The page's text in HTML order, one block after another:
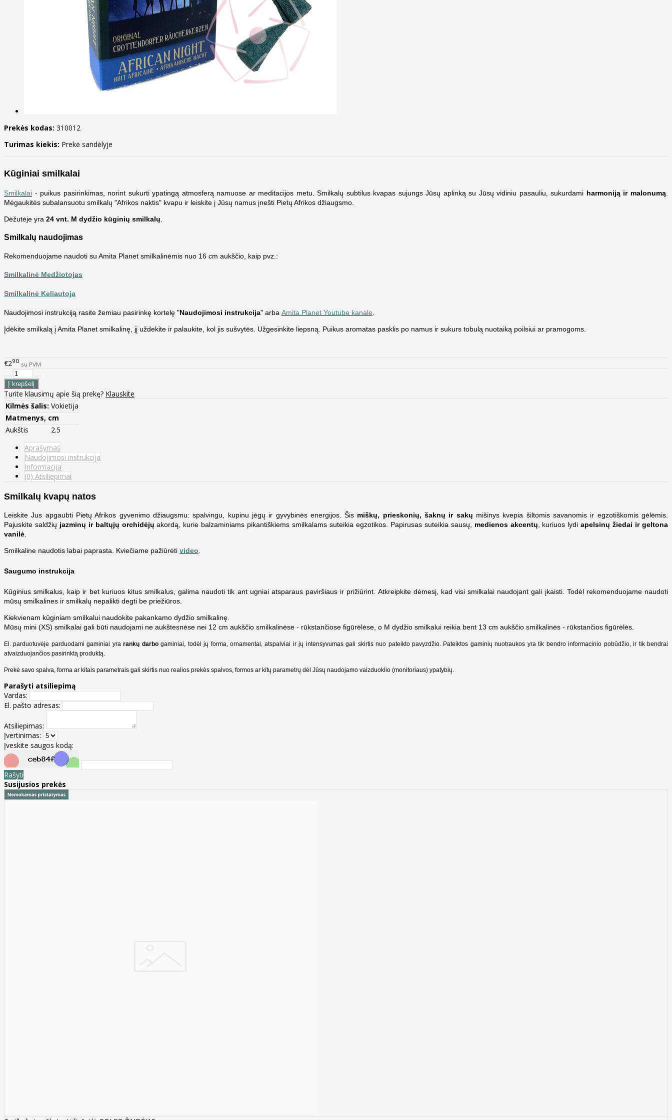
Prekės kodas: 310012
Turimas kiekis: Prekė sandėlyje
Kūginiai smilkalai
Smilkalai - puikus pasirinkimas, norint sukurti ypatingą atmosferą namuose ar meditacijos metu. Smilkalų subtilus kvapas sujungs Jūsų aplinką su Jūsų vidiniu pasauliu, sukurdami harmoniją ir malonumą
Mėgaukitės subalansuotu smilkalų "Afrikos naktis" kvapu ir leiskite į Jūsų namus įnešti Pietų Afrikos džiaugsmo.
Dėžutėje yra 24 vnt. M dydžio kūginių smilkalų
Smilkalų naudojimas
Rekomenduojame naudoti su Amita Planet smilkalinėmis nuo 16 cm aukščio, kaip pvz.:
Smilkalinė Medžiotojas
Smilkalinė Keliautoja
Naudojimosi instrukciją rasite žemiau pasirinkę kortelę "Naudojimosi instrukcija" arba Amita Planet Youtube kanale
Įdėkite smilkalą į Amita Planet smilkalinę, jį uždekite ir palaukite, kol jis sušvytės. Užgesinkite liepsną. Puikus aromatas pasklis po namus ir sukurs tobulą nuotaiką poilsiui ar pramogoms.
€290 su PVM
Turite klausimų apie šią prekę? Klauskite
Kilmės šalis: Vokietija
Matmenys, cm
Aukštis
2.5
Aprašymas
Naudojimosi instrukcija
Informacija
(0) Atsiliepimai
Smilkalų kvapų natos
Leiskite Jus apgaubti Pietų Afrikos gyvenimo džiaugsmu: spalvingu, kupinu jėgų ir gyvybinės energijos. Šis miškų, prieskonių, šaknų ir sakų mišinys kvepia šiltomis savanomis ir egzotiškomis gėlėmis.
Pajuskite saldžių jazminų ir baltųjų orchidėjų akordą, kurie balzaminiams pikantiškiems smilkalams suteikia egzotikos. Papirusas suteikia sausų, medienos akcentų , kuriuos lydiapelsinų žiedai ir geltona
vanilė
Smilkaline naudotis labai paprasta. Kviečiame pažiūrėti video
Saugumo instrukcija
Kūginius smilkalus, kaip ir bet kuriuos kitus smilkalus, galima naudoti tik ant ugniai atsparaus paviršiaus ir prižiūrint. Atkreipkite dėmesį, kad visi smilkalai naudojant gali įkaisti. Todėl rekomenduojame naudoti
mūsų smilkalines ir smilkalų nepalikti degti be priežiūros.
Kiekvienam kūginiam smilkalui naudokite pakankamo dydžio smilkalinę.
Mūsų mini (XS) smilkalai gali būti naudojami ne aukštesnėse nei 12 cm aukščio smilkalinėse - rūkstančiose figūrėlėse, o M dydžio smilkalui reikia bent 13 cm aukščio smilkalinės - rūkstančios figūrėlės.
El. parduotuvėje parduodami gaminiai yrarankų darbogaminiai, todėl jų forma, ornamentai, atspalviai ir jų intensyvumas gali skirtis nuo pateikto pavyzdžio. Pateiktos gaminių nuotraukos yra tik bendro informacinio pobūdžio, ir tik bendrai
atvaizduojančios pasirinktą produktą.
Prekė savo spalva, forma ar kitais parametrais gali skirtis nuo realios prekės spalvos, formos ar kitų parametrų dėl Jūsų naudojamo vaizduoklio (monitoriaus) ypatybių.
Parašyti atsiliepimą
Vardas:
El. pašto adresas:
Atsiliepimas:
Įvertinimas:
Įveskite saugos kodą:
Rašyti
Susijusios prekės